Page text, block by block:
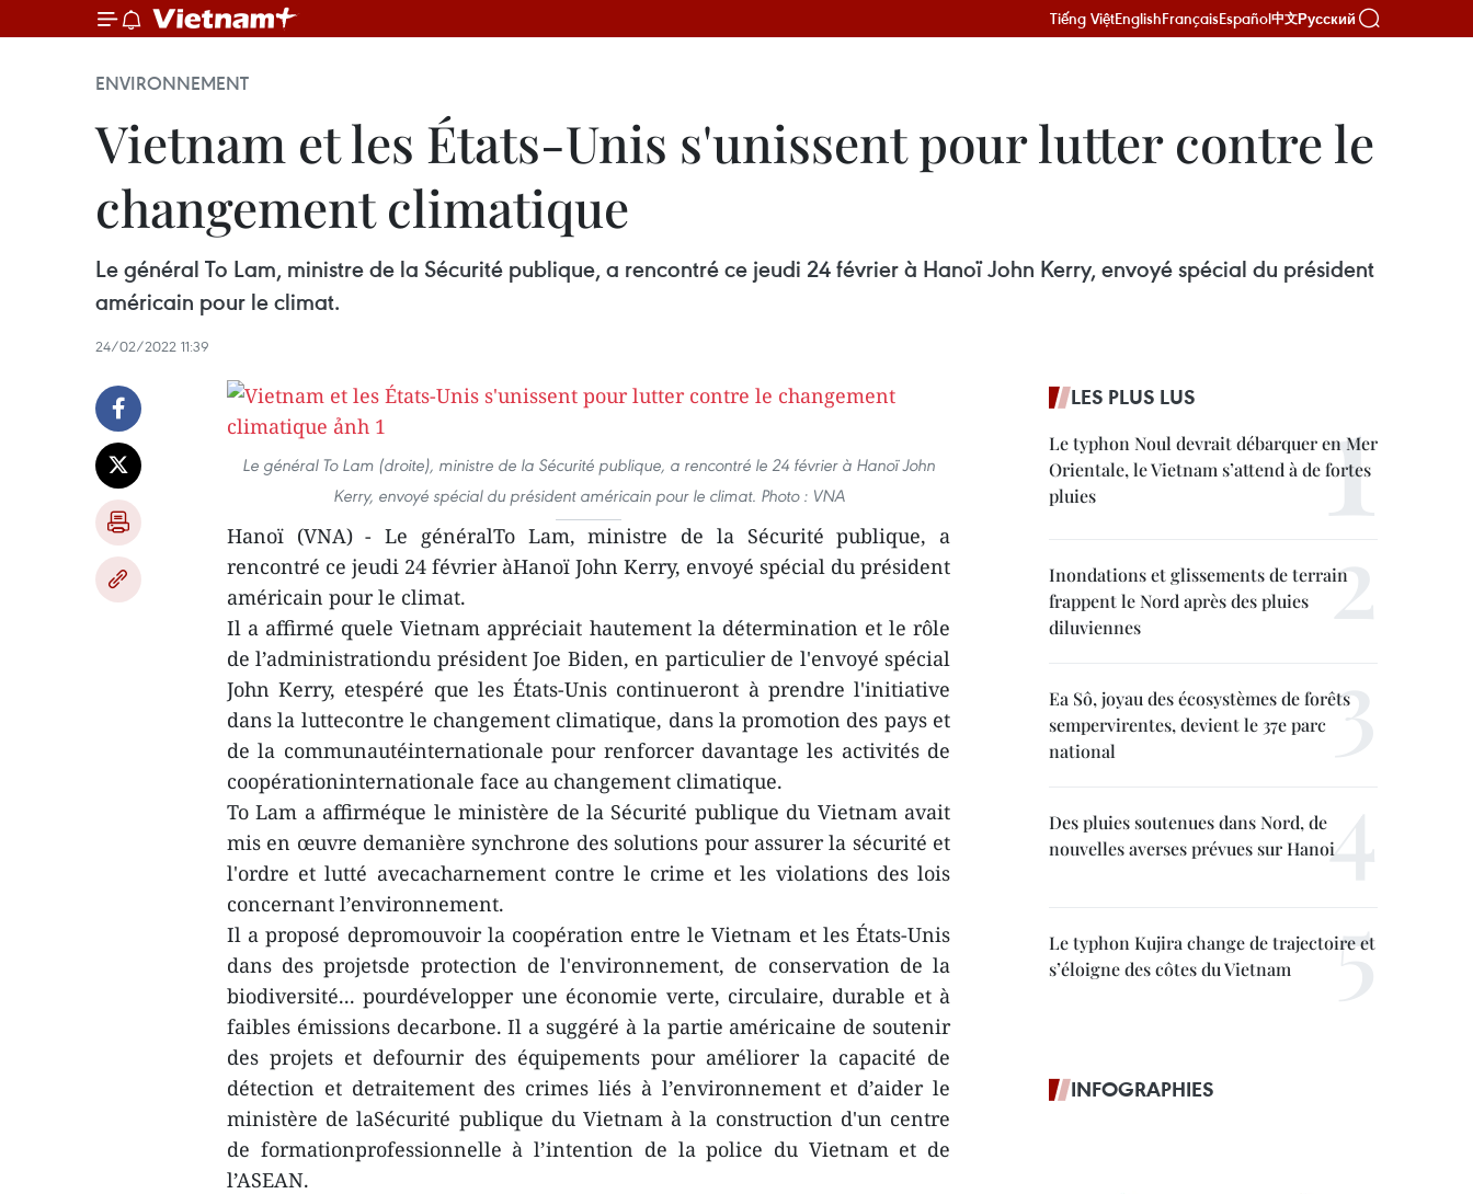
Tiếng ViệtEnglishFrançaisEspañol中文Русский
ENVIRONNEMENT
Vietnam et les États-Unis s'unissent pour lutter contre le
changement climatique
Le général To Lam, ministre de la Sécurité publique, a rencontré ce jeudi 24 février à Hanoï John Kerry, envoyé spécial du président
américain pour le climat.
24/02/2022 11:39
Le général To Lam (droite), ministre de la Sécurité publique, a rencontré le 24 février à Hanoï John
Kerry, envoyé spécial du président américain pour le climat. Photo : VNA
Hanoï (VNA) - Le généralTo Lam, ministre de la Sécurité publique, a
rencontré ce jeudi 24 février àHanoï John Kerry, envoyé spécial du président
américain pour le climat.
Il a affirmé quele Vietnam appréciait hautement la détermination et le rôle
de l’administrationdu président Joe Biden, en particulier de l'envoyé spécial
John Kerry, etespéré que les États-Unis continueront à prendre l'initiative
dans la luttecontre le changement climatique, dans la promotion des pays et
de la communautéinternationale pour renforcer davantage les activités de
coopérationinternationale face au changement climatique.
To Lam a affirméque le ministère de la Sécurité publique du Vietnam avait
mis en œuvre demanière synchrone des solutions pour assurer la sécurité et
l'ordre et lutté avecacharnement contre le crime et les violations des lois
concernant l’environnement.
Il a proposé depromouvoir la coopération entre le Vietnam et les États-Unis
dans des projetsde protection de l'environnement, de conservation de la
biodiversité... pourdévelopper une économie verte, circulaire, durable et à
faibles émissions decarbone. Il a suggéré à la partie américaine de soutenir
des projets et defournir des équipements pour améliorer la capacité de
détection et detraitement des crimes liés à l’environnement et d’aider le
ministère de laSécurité publique du Vietnam à la construction d'un centre
de formationprofessionnelle à l’intention de la police du Vietnam et de
l’ASEAN.
LES PLUS LUS
Le typhon Noul devrait débarquer en Mer
Orientale, le Vietnam s’attend à de fortes
pluies
Inondations et glissements de terrain
frappent le Nord après des pluies
diluviennes
Ea Sô, joyau des écosystèmes de forêts
sempervirentes, devient le 37e parc
national
Des pluies soutenues dans Nord, de
nouvelles averses prévues sur Hanoi
Le typhon Kujira change de trajectoire et
s’éloigne des côtes du Vietnam
INFOGRAPHIES